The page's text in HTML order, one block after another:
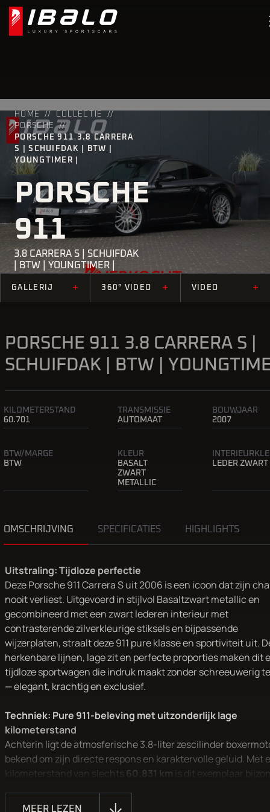
HOME
COLLECTIE
PORSCHE
PORSCHE 911 3.8 CARRERA
S | SCHUIFDAK | BTW |
YOUNGTIMER |
PORSCHE
911
3.8 CARRERA S | SCHUIFDAK
| BTW | YOUNGTIMER |
GALLERIJ + 360° VIDEO + VIDEO +
PORSCHE 911 3.8 CARRERA S |
SCHUIFDAK | BTW |
KILOMETERSTAND
60.701
TRANSMISSIE
AUTOMAAT
BOUWJAAR
2007
BTW/MARGE
BTW
KLEUR
BASALT
ZWART
METALLIC
LEDER ZWART
OMSCHRIJVING SPECIFICATIES HIGHLIGHTS
Uitstraling: Tijdloze perfectie
Deze Porsche 911 Carrera S uit 2006 is een icoon dat zijn
nooit verliest. Uitgevoerd in stijlvol Basaltzwart metallic en
gecombineerd met een zwart lederen interieur met
contrasterende zilverkleurige stiksels en bijpassende
wijzerplaten, straalt deze 911 pure klasse en sportiviteit uit.
herkenbare lijnen, lage zit en perfecte proporties maken dit
tijdloze sportwagen die indruk maakt zonder schreeuwerig
— elegant, krachtig en exclusief.
Techniek: Pure 911-beleving met uitzonderlijk lage
kilometerstand
Achterin ligt de atmosferische 3.8-liter zescilinder
bekend om zijn directe respons en karaktervolle geluid. Met
kilometerstand van slechts 60.831 km is dit exemplaar
in prachtige staat en biedt een pure, ongefilterde rijervaring
MEER LEZEN